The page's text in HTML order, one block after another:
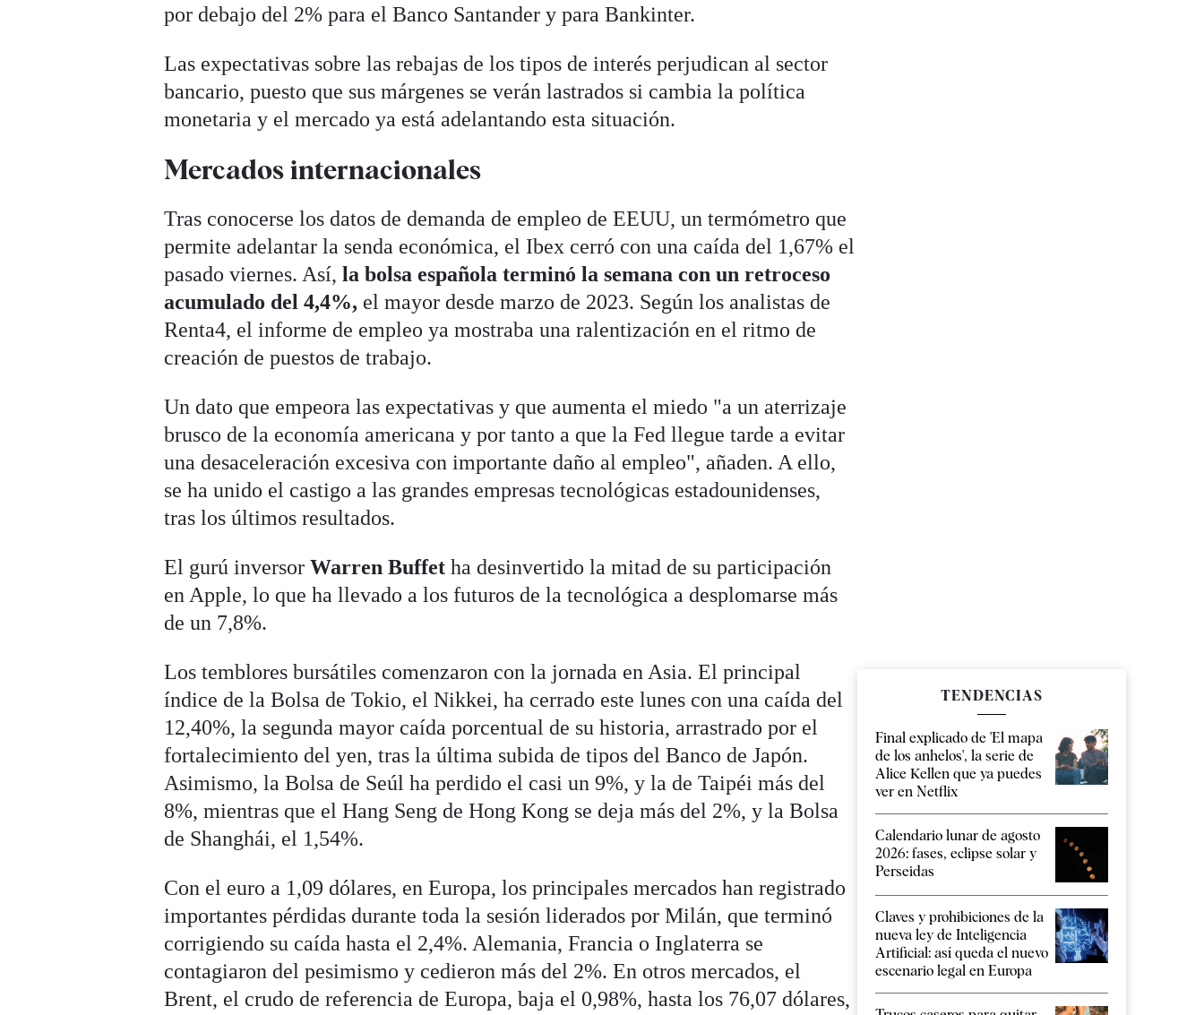
por debajo del 2% para el Banco Santander y para Bankinter.
Las expectativas sobre las rebajas de los tipos de interés perjudican al sector
bancario, puesto que sus márgenes se verán lastrados si cambia la política
monetaria y el mercado ya está adelantando esta situación.
Mercados internacionales
Tras conocerse los datos de demanda de empleo de EEUU, un termómetro que
permite adelantar la senda económica, el Ibex cerró con una caída del 1,67% el
pasado viernes. Así,la bolsa española terminó la semana con un retroceso
acumulado del 4,4%, el mayor desde marzo de 2023. Según los analistas de
Renta4, el informe de empleo ya mostraba una ralentización en el ritmo de
creación de puestos de trabajo.
Un dato que empeora las expectativas y que aumenta el miedo "a un aterrizaje
brusco de la economía americana y por tanto a que la Fed llegue tarde a evitar
una desaceleración excesiva con importante daño al empleo", añaden. A ello,
se ha unido el castigo a las grandes empresas tecnológicas estadounidenses,
tras los últimos resultados.
El gurú inversorWarren Buffet ha desinvertido la mitad de su participación
en Apple, lo que ha llevado a los futuros de la tecnológica a desplomarse más
de un 7,8%.
Los temblores bursátiles comenzaron con la jornada en Asia. El principal
índice de la Bolsa de Tokio, el Nikkei, ha cerrado este lunes con una caída del
12,40%, la segunda mayor caída porcentual de su historia, arrastrado por el
fortalecimiento del yen, tras la última subida de tipos del Banco de Japón.
Asimismo, la Bolsa de Seúl ha perdido el casi un 9%, y la de Taipéi más del
8%, mientras que el Hang Seng de Hong Kong se deja más del 2%, y la Bolsa
de Shanghái, el 1,54%.
Con el euro a 1,09 dólares, en Europa, los principales mercados han registrado
importantes pérdidas durante toda la sesión liderados por Milán, que terminó
corrigiendo su caída hasta el 2,4%. Alemania, Francia o Inglaterra se
contagiaron del pesimismo y cedieron más del 2%. En otros mercados, el
Brent, el crudo de referencia de Europa, baja el 0,98%, hasta los 76,07 dólares,
TENDENCIAS
Final explicado de 'El mapa
de los anhelos', la serie de
Alice Kellen que ya puedes
ver en Netflix
Calendario lunar de agosto
2026: fases, eclipse solar y
Perseidas
Claves y prohibiciones de la
nueva ley de Inteligencia
Artificial: así queda el nuevo
escenario legal en Europa